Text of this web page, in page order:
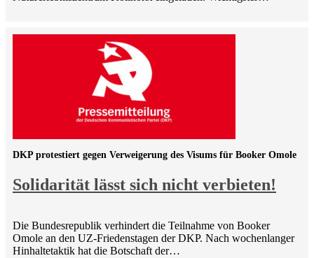
Solidarität lässt sich nicht verbieten!
DKP protestiert gegen Verweigerung des Visums für Booker Omole
Die Bundesrepublik verhindert die Teilnahme von Booker
Omole an den UZ-Friedenstagen der DKP. Nach wochenlanger
Hinhaltetaktik hat die Botschaft der…